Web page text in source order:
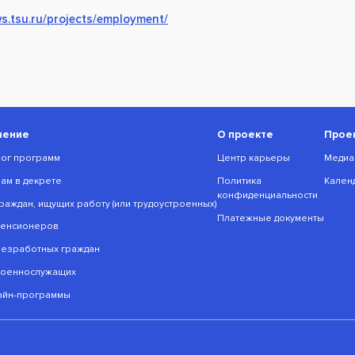
projects/employment/
программ
в декрете
ищущих работу (или трудоустроенных)
граждан
программы
О проекте
Центр карьеры
Политика
конфиденциальности
Платежные документы